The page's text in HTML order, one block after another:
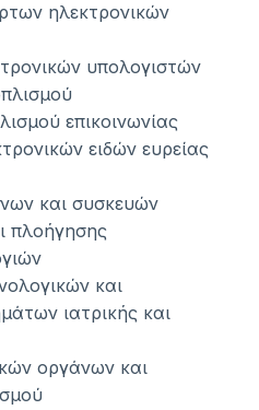
ηλεκτρονικών
υπολογιστών
επικοινωνίας
ειδών ευρείας
και συσκευών
πλοήγησης
και
ιατρικής και
οργάνων και